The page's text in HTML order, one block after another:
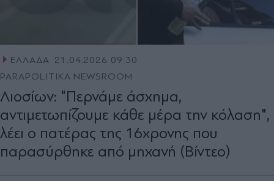
ΕΛΛΑΔΑ 21.04.2026 09:30
PARAPOLITIKA NEWSROOM
Λιοσίων: "Περνάμε άσχημα,
αντιμετωπίζουμε κάθε μέρα την κόλαση",
λέει ο πατέρας της 16χρονης που
παρασύρθηκε από μηχανή (Βίντεο)